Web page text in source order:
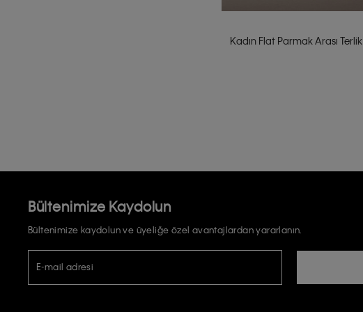
Kadın Flat Parmak Arası Terlik
Bültenimize Kaydolun
Bültenimize kaydolun ve üyeliğe özel avantajlardan yararlanın.
E-mail adresi